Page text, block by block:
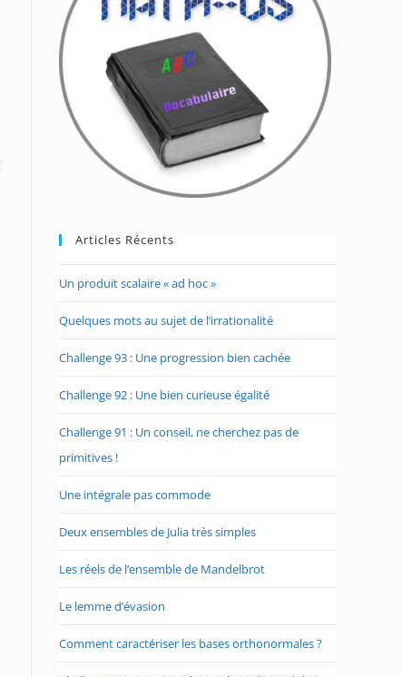
Articles Récents
Un produit scalaire « ad hoc »
Quelques mots au sujet de l’irrationalité
Challenge 93 : Une progression bien cachée
Challenge 92 : Une bien curieuse égalité
Challenge 91 : Un conseil, ne cherchez pas de
primitives !
Une intégrale pas commode
Deux ensembles de Julia très simples
Les réels de l’ensemble de Mandelbrot
Le lemme d’évasion
Comment caractériser les bases orthonormales ?